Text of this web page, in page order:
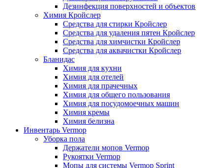
Дезинфекция поверхностей и объектов
Химия Кройслер
Средства для стирки Кройслер
Средства для удаления пятен Кройслер
Средства для химчистки Кройслер
Средства для аквачистки Кройслер
Бланидас
Химия для кухни
Химия для отелей
Химия для прачечных
Химия для общего пользования
Химия для посудомоечных машин
Химия кремы
Химия белизна
Инвентарь Vermop
Уборка пола
Держатели мопов Vermop
Рукоятки Vermop
Мопы для системы Vermop Sprint